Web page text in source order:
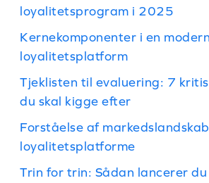
loyalitetsprogram i 2025
Kernekomponenter i en
loyalitetsplatform
Tjeklisten til evaluering: 7
du skal kigge efter
Forståelse af
loyalitetsplatforme
Trin for trin: Sådan lancerer